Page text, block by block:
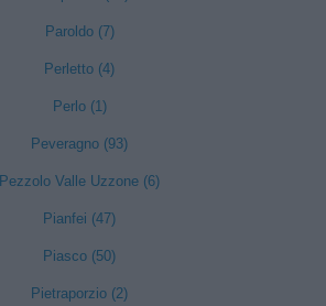
Paroldo (7)
Perletto (4)
Perlo (1)
Peveragno (93)
Pezzolo Valle Uzzone (6)
Pianfei (47)
Piasco (50)
Pietraporzio (2)